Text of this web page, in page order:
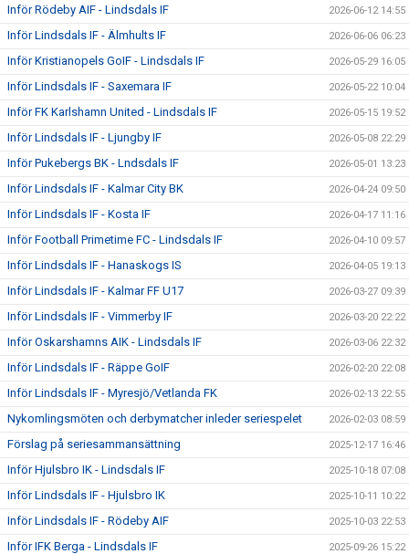
Inför Rödeby AIF - Lindsdals IF 2026-06-12 14:55
Inför Lindsdals IF - Älmhults IF 2026-06-06 06:23
Inför Kristianopels GoIF - Lindsdals IF 2026-05-29 16:05
Inför Lindsdals IF - Saxemara IF 2026-05-22 10:04
Inför FK Karlshamn United - Lindsdals IF 2026-05-15 19:52
Inför Lindsdals IF - Ljungby IF 2026-05-08 22:29
Inför Pukebergs BK - Lndsdals IF 2026-05-01 13:23
Inför Lindsdals IF - Kalmar City BK 2026-04-24 09:50
Inför Lindsdals IF - Kosta IF 2026-04-17 11:16
Inför Football Primetime FC - Lindsdals IF 2026-04-10 09:57
Inför Lindsdals IF - Hanaskogs IS 2026-04-05 19:13
Inför Lindsdals IF - Kalmar FF U17 2026-03-27 09:39
Inför Lindsdals IF - Vimmerby IF 2026-03-20 22:22
Inför Oskarshamns AIK - Lindsdals IF 2026-03-06 22:32
Inför Lindsdals IF - Räppe GoIF 2026-02-20 22:08
Inför Lindsdals IF - Myresjö/Vetlanda FK 2026-02-13 22:55
Nykomlingsmöten och derbymatcher inleder seriespelet 2026-02-03 08:59
Förslag på seriesammansättning 2025-12-17 16:46
Inför Hjulsbro IK - Lindsdals IF 2025-10-18 07:08
Inför Lindsdals IF - Hjulsbro IK 2025-10-11 10:22
Inför Lindsdals IF - Rödeby AIF 2025-10-03 22:53
Inför IFK Berga - Lindsdals IF 2025-09-26 15:22